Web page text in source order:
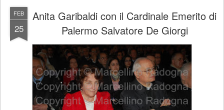
FEB
25
Anita Garibaldi con il Cardinale Emerito di
Palermo Salvatore De Giorgi